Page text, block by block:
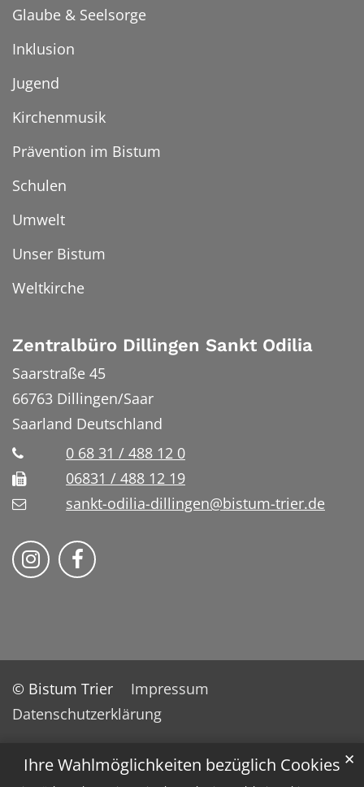
Ihre Wahlmöglichkeiten bezüglich Cookies ✕
Glaube & Seelsorge
Inklusion
Jugend
Kirchenmusik
Prävention im Bistum
Schulen
Umwelt
Unser Bistum
Weltkirche
Zentralbüro Dillingen Sankt Odilia
Saarstraße 45
66763 Dillingen/Saar
Saarland Deutschland
0 68 31 / 488 12 0
06831 / 488 12 19
sankt-odilia-dillingen@bistum-trier.de
Bistum Trier auf Instragram
Bistum Trier auf Facebook
© Bistum Trier
Impressum
Datenschutzerklärung